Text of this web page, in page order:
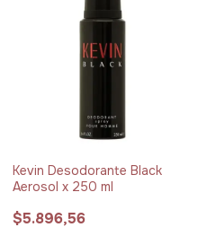
Kevin Desodorante Black
Aerosol x 250 ml
$5.896,56